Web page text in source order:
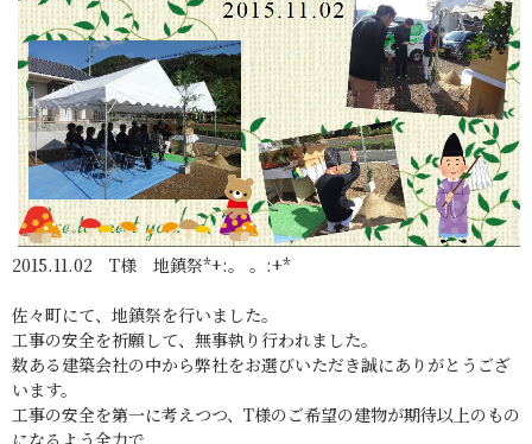
2015.11.02 T様 地鎮祭*+:。 。:+*
佐々町にて、地鎮祭を行いました。
工事の安全を祈願して、無事執り行われました。
数ある建築会社の中から弊社をお選びいただき誠にありがとうござ
います。
工事の安全を第一に考えつつ、T様のご希望の建物が期待以上のもの